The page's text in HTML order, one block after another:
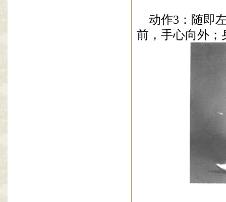
动作3 ：随即
前，手心向外；